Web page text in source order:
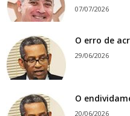
07/07/2026
O erro de
29/06/2026
O
20/06/2026